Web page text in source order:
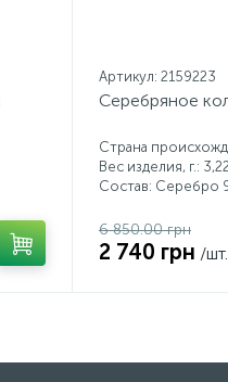
Артикул: 2159223
Серебряное
Страна
Вес изделия, г.: 3,22
Состав: Серебро
6 850.00 грн
2 740 грн /шт.